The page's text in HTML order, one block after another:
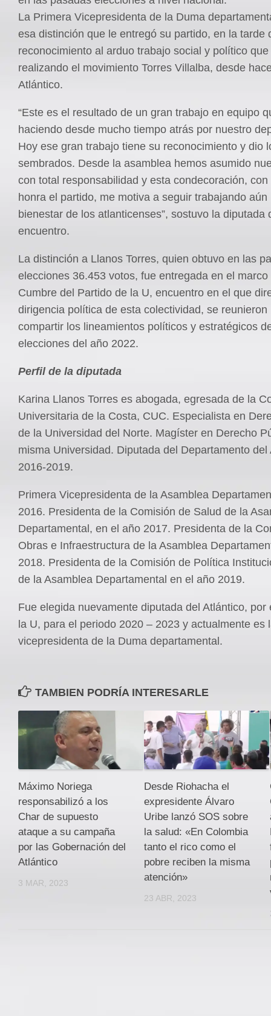
La Primera Vicepresidenta de la Duma
esa distinción que le entregó su partido, en la tarde
reconocimiento al arduo trabajo social y político
realizando el movimiento Torres Villalba, desde
Atlántico.
“Este es el resultado de un gran trabajo en equipo
haciendo desde mucho tiempo atrás por nuestro
Hoy ese gran trabajo tiene su reconocimiento y dio
sembrados. Desde la asamblea hemos asumido
con total responsabilidad y esta condecoración,
honra el partido, me motiva a seguir trabajando aún
bienestar de los atlanticenses”, sostuvo la diputada
encuentro.
La distinción a Llanos Torres, quien obtuvo en las
elecciones 36.453 votos, fue entregada en el marco
Cumbre del Partido de la U, encuentro en el que
dirigencia política de esta colectividad, se reunieron
compartir los lineamientos políticos y estratégicos
elecciones del año 2022.
Perfil de la diputada
Karina Llanos Torres es abogada, egresada de la
Universitaria de la Costa, CUC. Especialista en
de la Universidad del Norte. Magíster en Derecho
misma Universidad. Diputada del Departamento del
2016-2019.
Primera Vicepresidenta de la Asamblea
2016. Presidenta de la Comisión de Salud de la
Departamental, en el año 2017. Presidenta de la
Obras e Infraestructura de la Asamblea
2018. Presidenta de la Comisión de Política
de la Asamblea Departamental en el año 2019.
Fue elegida nuevamente diputada del Atlántico, por
la U, para el periodo 2020 – 2023 y actualmente es
vicepresidenta de la Duma departamental.
TAMBIEN PODRÍA INTERESARLE
Máximo Noriega
responsabilizó a los
Char de supuesto
ataque a su campaña
por las Gobernación del
Atlántico
3 MAR, 2023
Desde Riohacha el
expresidente Álvaro
Uribe lanzó SOS sobre
la salud: «En Colombia
tanto el rico como el
pobre reciben la misma
atención»
23 ABR, 2023